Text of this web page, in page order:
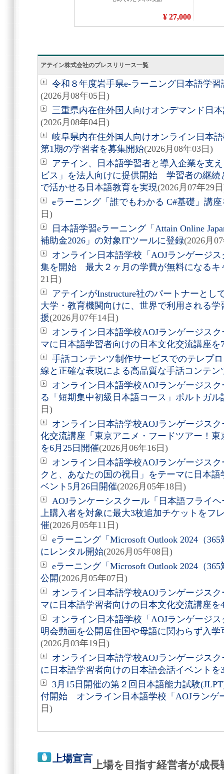
アテイン株式会社のプレスリリース一覧
令和８年度岩手県e-ラーニング日本語学
(2026月08年05日)
三重県内在住外国人向けオンデマンド日
(2026月08年04日)
岐阜県内在住外国人向けオンライン日本
第1期の学習者を募集開始(2026月08年03日)
アテイン、日本語学習者と導入企業を支
ビス」を法人向けに提供開始 学習者の継続
で活かせる日本語教育を実現(2026月07年29
eラーニング「誰でもわかる C#基礎」講
日)
日本語学習eラーニング「Attain Online
補助金2026」の対象ITツールに登録(2026月
オンライン日本語学校「AOJランゲージ
集を開始 最大２ヶ月の学費が無料になるキ
21日)
アテインがInstructure社のパートナーとし
大学・教育機関向けに、世界で利用される
援(2026月07年14日)
オンライン日本語学校AOJランゲージス
マに日本語学習者向けの日本文化交流講座を
手話コンテンツ制作サービスでのテレプ
線と正確な表現による高品質な手話コンテン
オンライン日本語学校AOJランゲージス
る「短期集中初級日本語コース」ポルトガル
日)
オンライン日本語学校AOJランゲージス
化交流講座「東京アニメ・フードツアー！
を6月25日開催(2026月06年16日)
オンライン日本語学校AOJランゲージス
クと、あなたの国の祝日」をテーマに日本
ベント5月26日開催(2026月05年18日)
AOJランケーシスクール「日本語フライ
上購入者を対象に最大3枚追加チケットをフ
催(2026月05年11日)
eラーニング「Microsoft Outlook 2024（
にレンタル開始(2026月05年08日)
eラーニング「Microsoft Outlook 2024（
公開(2026月05年07日)
オンライン日本語学校AOJランゲージス
マに日本語学習者向けの日本文化交流講座を
オンライン日本語学校「AOJランゲージ
明会動画を公開居住国や母語に関わらず入
(2026月03年19日)
オンライン日本語学校AOJランゲージス
に日本語学習者向けの日本語会話イベントを
3月15日開催の第２回日本語能力試験
付開始 オンライン日本語学校「AOJランゲ
日)
上場宣言
上場を目指す経営者が成